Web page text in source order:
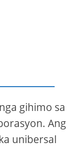
gihimo sa
Ang
unibersal